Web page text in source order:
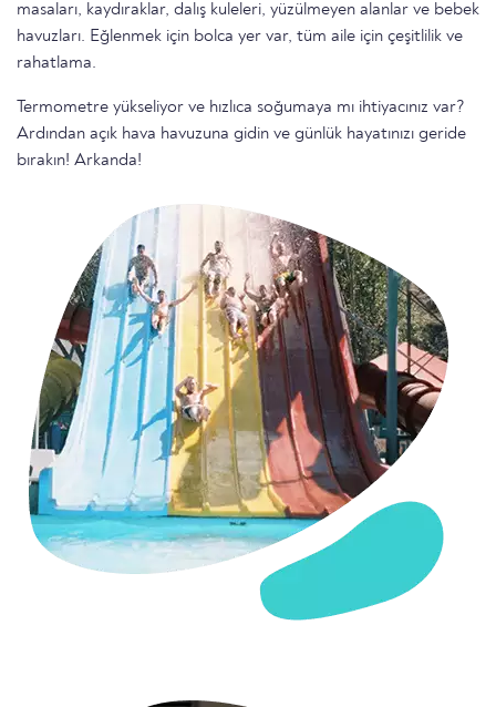
masaları, kaydıraklar, dalış kuleleri, yüzülmeyen alanlar ve bebek
havuzları. Eğlenmek için bolca yer var, tüm aile için çeşitlilik ve
rahatlama.
Termometre yükseliyor ve hızlıca soğumaya mı ihtiyacınız var?
Ardından açık hava havuzuna gidin ve günlük hayatınızı geride
bırakın! Arkanda!